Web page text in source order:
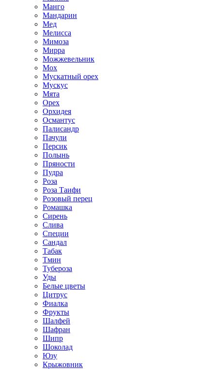
Манго
Мандарин
Мед
Мелисса
Мимоза
Мирра
Можжевельник
Мох
Мускатный орех
Мускус
Мята
Орех
Орхидея
Османтус
Палисандр
Пачули
Персик
Полынь
Пряности
Пудра
Роза
Роза Таифи
Розовый перец
Ромашка
Сирень
Слива
Специи
Сандал
Табак
Тмин
Тубероза
Уды
Белые цветы
Цитрус
Фиалка
Фрукты
Шалфей
Шафран
Шипр
Шоколад
Юзу
Крыжовник